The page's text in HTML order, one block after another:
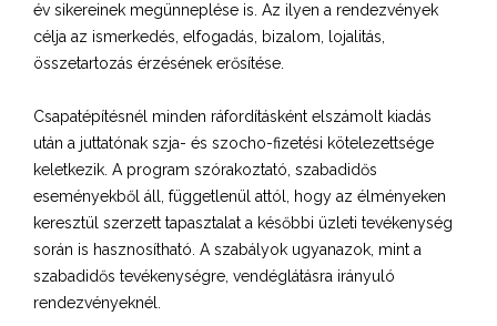
év sikereinek megünneplése is. Az ilyen a rendezvények
célja az ismerkedés, elfogadás, bizalom, lojalitás,
összetartozás érzésének erősítése.
Csapatépítésnél minden ráfordításként elszámolt kiadás
után a juttatónak szja- és szocho-fizetési kötelezettsége
keletkezik. A program szórakoztató, szabadidős
eseményekből áll, függetlenül attól, hogy az élményeken
keresztül szerzett tapasztalat a későbbi üzleti tevékenység
során is hasznosítható. A szabályok ugyanazok, mint a
szabadidős tevékenységre, vendéglátásra irányuló
rendezvényeknél.